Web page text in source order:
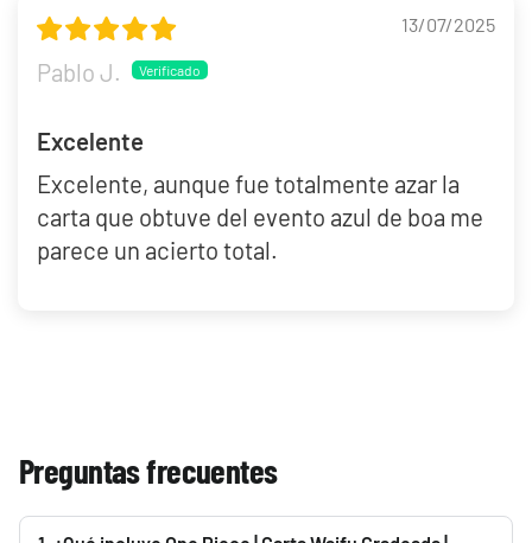
13/07/2025
Pablo J.
Excelente
Excelente, aunque fue totalmente azar la
carta que obtuve del evento azul de boa me
parece un acierto total.
Preguntas frecuentes